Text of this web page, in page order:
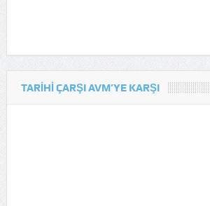
TARIHI ÇARŞI AVM’YE KARŞI